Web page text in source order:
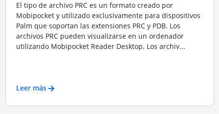
El tipo de archivo PRC es un formato creado por
Mobipocket y utilizado exclusivamente para dispositivos
Palm que soportan las extensiones PRC y PDB. Los
archivos PRC pueden visualizarse en un ordenador
utilizando Mobipocket Reader Desktop. Los archiv...
Leer más